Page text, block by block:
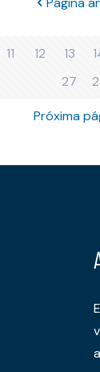
11 12 13
27
Próxima